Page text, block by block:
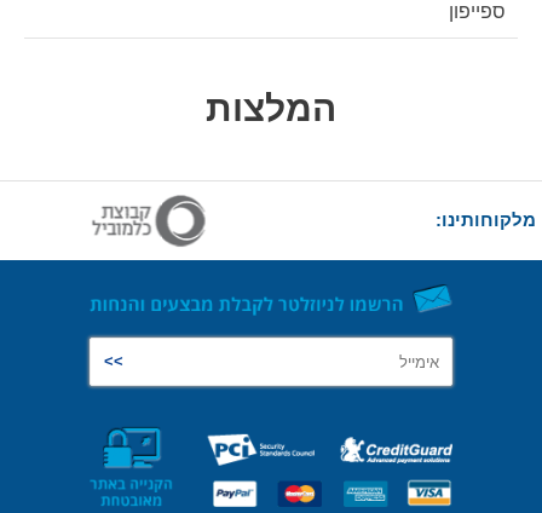
ספייפון
המלצות
מלקוחותינו: